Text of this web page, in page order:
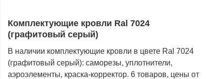
Комплектующие кровли Ral 7024
(графитовый серый)
В наличии комплектующие кровли в цвете Ral 7024
(графитовый серый): саморезы, уплотнители,
аэроэлементы, краска-корректор. 6 товаров, цены от